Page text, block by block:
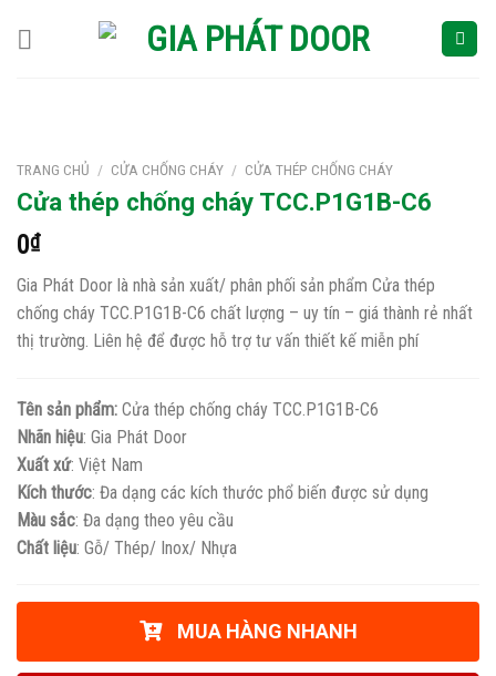
TRANG CHỦ / CỬA CHỐNG CHÁY / CỬA THÉP CHỐNG CHÁY
Cửa thép chống cháy TCC.P1G1B-C6
0₫
Gia Phát Door là nhà sản xuất/ phân phối sản phẩm Cửa thép
chống cháy TCC.P1G1B-C6 chất lượng – uy tín – giá thành rẻ nhất
thị trường. Liên hệ để được hỗ trợ tư vấn thiết kế miễn phí
Tên sản phẩm: Cửa thép chống cháy TCC.P1G1B-C6
Nhãn hiệu: Gia Phát Door
Xuất xứ: Việt Nam
Kích thước: Đa dạng các kích thước phổ biến được sử dụng
Màu sắc: Đa dạng theo yêu cầu
Chất liệu: Gỗ/ Thép/ Inox/ Nhựa
MUA HÀNG NHANH